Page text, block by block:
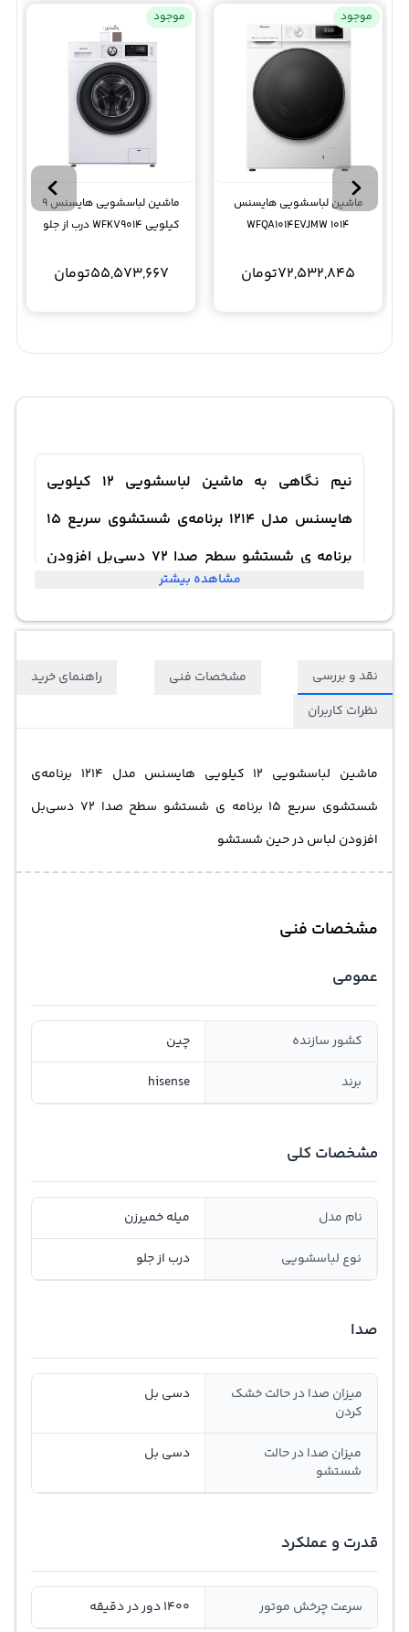
موجود
ماشین لباسشویی هایسنس
1014 WFQA1014EVJMW
72,532,845تومان
موجود
ماشین لباسشویی هایسنس 9
کیلویی WFKV9014 درب از جلو
55,573,667تومان
نیم نگاهی به ماشین لباسشویی 12 کیلویی
هایسنس مدل 1214 برنامه‌ی شستشوی سریع 15
برنامه ی شستشو سطح صدا 72 دسی‌بل افزودن
مشاهده بیشتر
نقد و بررسی مشخصات فنی
راهنمای خرید
نظرات کاربران
ماشین لباسشویی 12 کیلویی هایسنس مدل 1214 برنامه‌ی
شستشوی سریع 15 برنامه ی شستشو سطح صدا 72 دسی‌بل
افزودن لباس در حین شستشو
مشخصات فنی
عمومی
کشور سازنده چین
برند hisense
مشخصات کلی
نام مدل میله خمیرزن
نوع لباسشویی درب از جلو
صدا
میزان صدا در حالت خشک
کردن
دسی بل
میزان صدا در حالت
شستشو
دسی بل
قدرت و عملکرد
سرعت چرخش موتور 1400 دور در دقیقه